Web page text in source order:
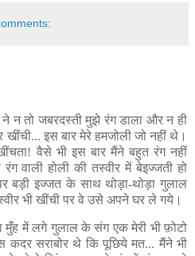
ने न तो जबरदस्ती मुझे रंग डाला और न ही
खींची... इस बार मेरे हमजोली जो नहीं थे।
वैसे भी इस बार मैंने बहुत रंग नहीं
वाली होली की तस्वीर में बेइज्जती हो
बड़ी इज्जत के साथ थोड़ा-थोड़ा गुलाल
भी खींची पर वे उसे अपने घर ले गये।
में लगे गुलाल के संग एक मेरी भी फ़ोटो
सराबोर थे कि पूछिये मत... मैंने भी